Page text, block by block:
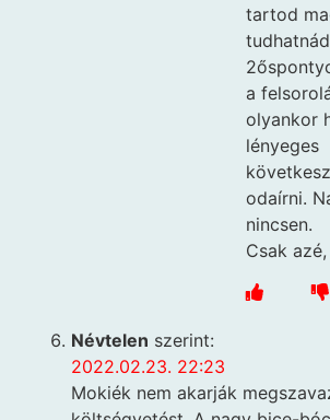
tartod
a
olyankor
lényeges
odaírni.
nincsen.
Csak
Névtelen szerint:
2022.02.23. 22:23
Mokiék nem akarják